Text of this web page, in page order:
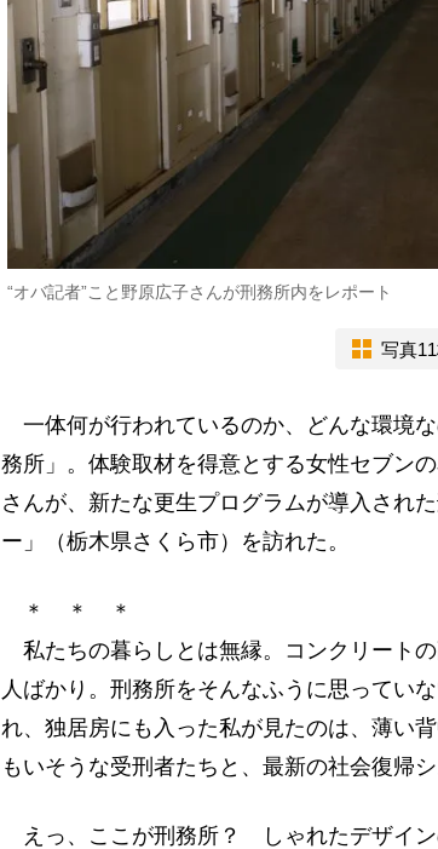
“オバ記者”こと野原広子さんが刑務所内をレポート
写真
一体何が行われているのか、どんな環境
務所」。体験取材を得意とする女性セブン
さんが、新たな更生プログラムが導入され
ー」（栃木県さくら市）を訪れた。
＊ ＊ ＊
私たちの暮らしとは無縁。コンクリート
人ばかり。刑務所をそんなふうに思ってい
れ、独居房にも入った私が見たのは、薄い
もいそうな受刑者たちと、最新の社会復帰
えっ、ここが刑務所？ しゃれたデザイン